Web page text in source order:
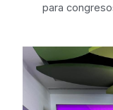
para